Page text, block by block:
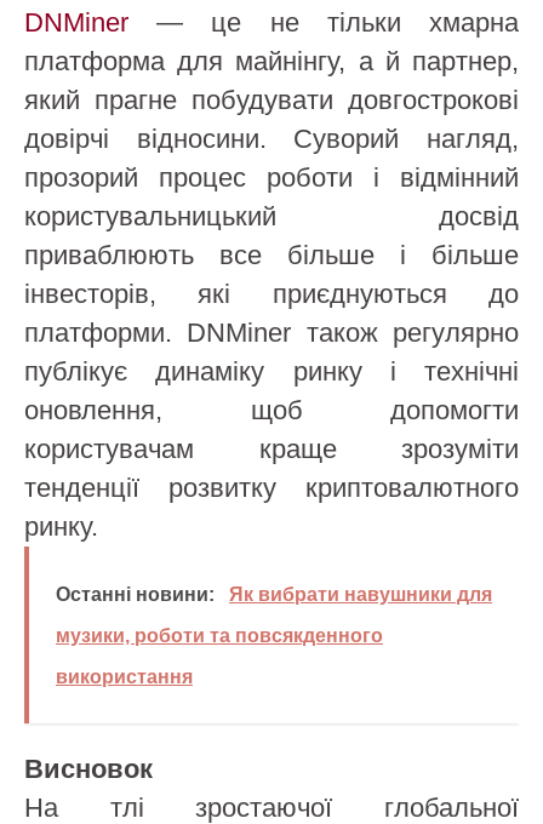
DNMiner — це не тільки хмарна
платформа для майнінгу, а й партнер,
який прагне побудувати довгострокові
довірчі відносини. Суворий нагляд,
прозорий процес роботи і відмінний
користувальницький досвід
приваблюють все більше і більше
інвесторів, які приєднуються до
платформи. DNMiner також регулярно
публікує динаміку ринку і технічні
оновлення, щоб допомогти
користувачам краще зрозуміти
тенденції розвитку криптовалютного
ринку.
Останні новини:
Як вибрати навушники для
музики, роботи та повсякденного
використання
Висновок
На тлі зростаючої глобальної